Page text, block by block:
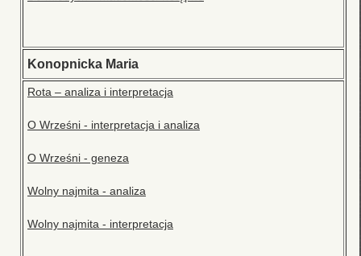
Konopnicka Maria
Rota – analiza i interpretacja
O Wrześni - interpretacja i analiza
O Wrześni - geneza
Wolny najmita - analiza
Wolny najmita - interpretacja